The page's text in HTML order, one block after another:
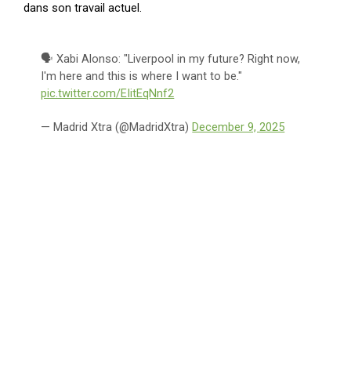
dans son travail actuel.
🗣 Xabi Alonso: "Liverpool in my future? Right now,
I'm here and this is where I want to be."
pic.twitter.com/EIitEqNnf2
— Madrid Xtra (@MadridXtra)December 9, 2025